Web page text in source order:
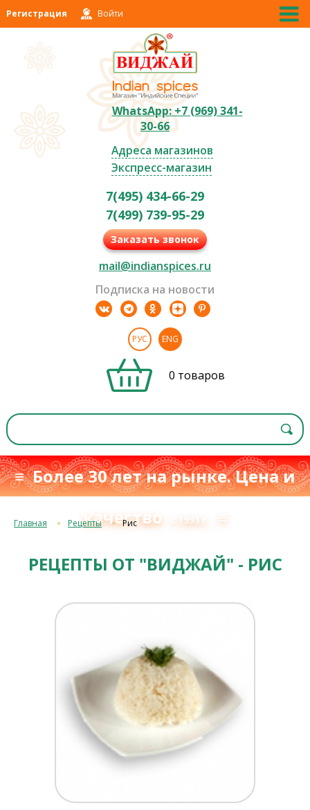
Регистрация Войти
WhatsApp: +7 (969) 341-
30-66
Адреса магазинов
Экспресс-магазин
7(495) 434-66-29
7(499) 739-95-29
Заказать звонок
mail@indianspices.ru
Подписка на новости
РУС ENG
0 товаров
≡ Более 30 лет на рынке. Цена и
качество
с 1993 г. ≡
Главная Рецепты Рис
РЕЦЕПТЫ ОТ "ВИДЖАЙ" - РИС